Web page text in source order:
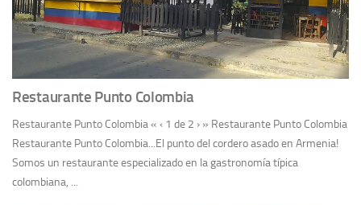
Restaurante Punto Colombia
Restaurante Punto Colombia « ‹ 1 de 2 › » Restaurante Punto Colombia
Restaurante Punto Colombia...El punto del cordero asado en Armenia!
Somos un restaurante especializado en la gastronomía típica
colombiana, ...